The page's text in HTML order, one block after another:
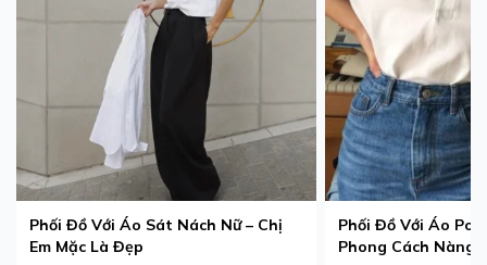
Phối Đồ Với Áo Sát Nách Nữ – Chị
Em Mặc Là Đẹp
Phối Đồ Với Áo
Phong Cách Nàng